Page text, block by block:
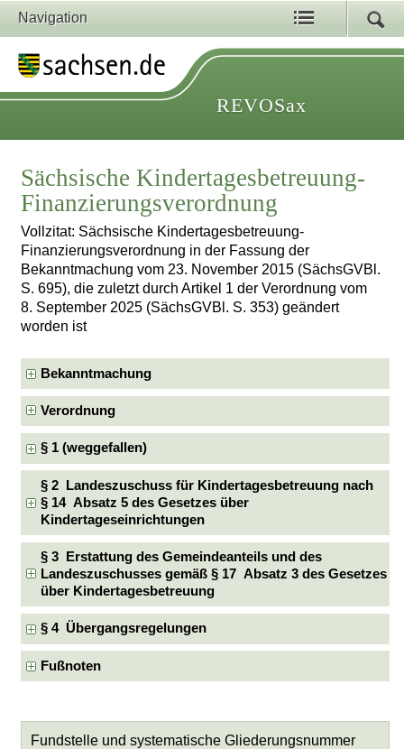
Navigation
REVOSax
Sächsische Kindertagesbetreuung-
Finanzierungsverordnung
Vollzitat: Sächsische Kindertagesbetreuung-
Finanzierungsverordnung in der Fassung der
Bekanntmachung vom 23. November 2015 (SächsGVBl.
S. 695), die zuletzt durch Artikel 1 der Verordnung vom
8. September 2025 (SächsGVBl. S. 353) geändert
worden ist
Bekanntmachung
Verordnung
§ 1 (weggefallen)
§ 2 Landeszuschuss für Kindertagesbetreuung nach
§ 14 Absatz 5 des Gesetzes über
Kindertageseinrichtungen
§ 3 Erstattung des Gemeindeanteils und des
Landeszuschusses gemäß § 17 Absatz 3 des Gesetzes
über Kindertagesbetreuung
§ 4 Übergangsregelungen
Fußnoten
Fundstelle und systematische Gliederungsnummer